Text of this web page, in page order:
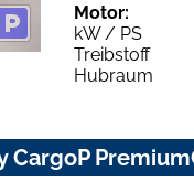
Motor:
kW / PS
Treibstoff
Hubraum
CargoP